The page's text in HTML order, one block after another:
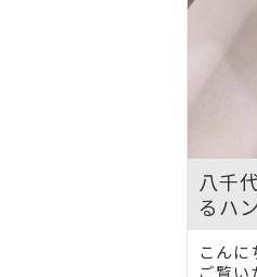
八千
るハ
こんに
ご覧い